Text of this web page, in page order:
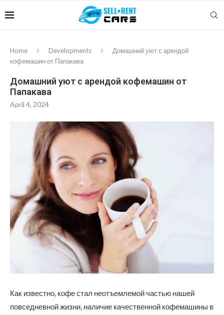
Home Developments
Домашний уют с арендой
кофемашин от Папакава
Домашний уют с арендой кофемашин от
Папакава
April 4, 2024
Как известно, кофе стал неотъемлемой частью нашей
повседневной жизни, наличие качественной кофемашины в